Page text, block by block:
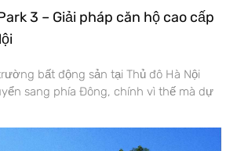
3 – Giải pháp căn hộ cao cấp
bất động sản tại Thủ đô Hà Nội
sang phía Đông, chính vì thế mà dự